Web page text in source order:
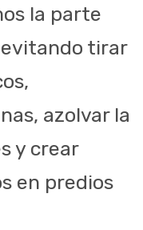
la parte
tirar
azolvar la
y crear
en predios